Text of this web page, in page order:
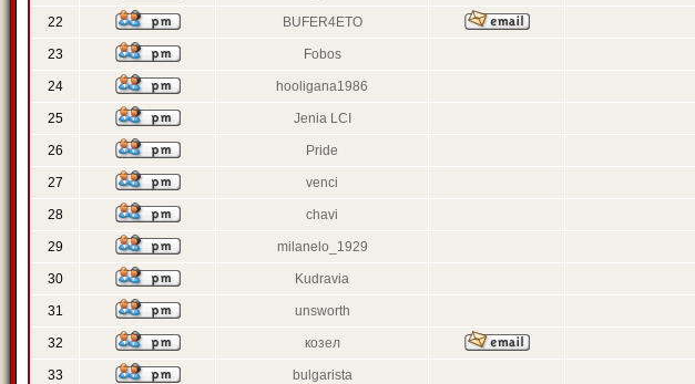
22 BUFER4ETO
23 Fobos
24 hooligana1986
25 Jenia LCI
26 Pride
27 venci
28 chavi
29 milanelo_1929
30 Kudravia
31 unsworth
32 козел
33 bulgarista